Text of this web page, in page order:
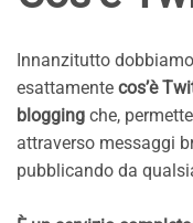
Innanzitutto
esattamente cos’è
blogging che,
attraverso messaggi
pubblicando da